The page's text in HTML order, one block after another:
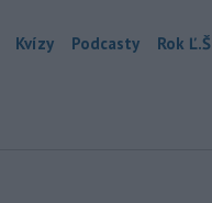
Kvízy Podcasty Rok